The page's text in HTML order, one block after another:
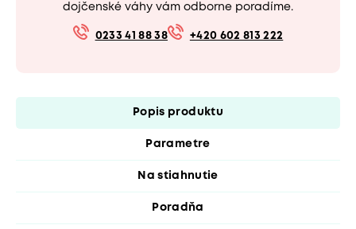
dojčenské váhy vám odborne poradíme.
0233 41 88 38 +420 602 813 222
Popis produktu
Parametre
Na stiahnutie
Poradňa